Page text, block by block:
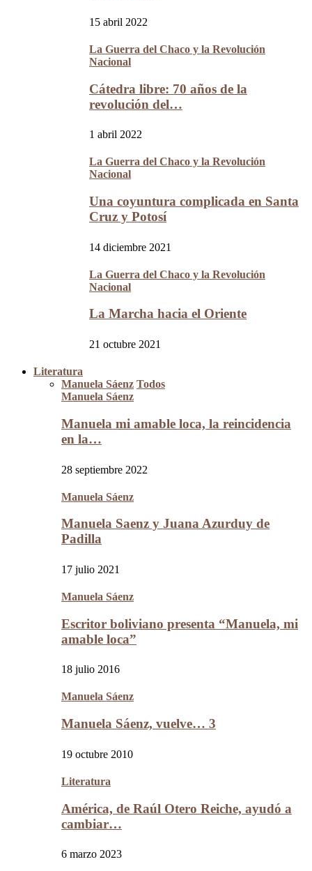
15 abril 2022
La Guerra del Chaco y la Revolución
Nacional
Cátedra libre: 70 años de la
revolución del…
1 abril 2022
La Guerra del Chaco y la Revolución
Nacional
Una coyuntura complicada en Santa
Cruz y Potosí
14 diciembre 2021
La Guerra del Chaco y la Revolución
Nacional
La Marcha hacia el Oriente
21 octubre 2021
Literatura
Manuela Sáenz Todos
Manuela Sáenz
Manuela mi amable loca, la reincidencia
en la…
28 septiembre 2022
Manuela Sáenz
Manuela Saenz y Juana Azurduy de
Padilla
17 julio 2021
Manuela Sáenz
Escritor boliviano presenta “Manuela, mi
amable loca”
18 julio 2016
Manuela Sáenz
Manuela Sáenz, vuelve… 3
19 octubre 2010
Literatura
América, de Raúl Otero Reiche, ayudó a
cambiar…
6 marzo 2023